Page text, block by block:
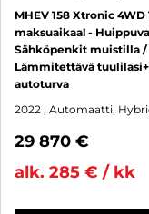
MHEV 158 Xtronic
maksuaikaa! -
Sähköpenkit muistilla
Lämmitettävä
autoturva
2022 , Automaatti,
29 870 €
alk. 285 € / kk